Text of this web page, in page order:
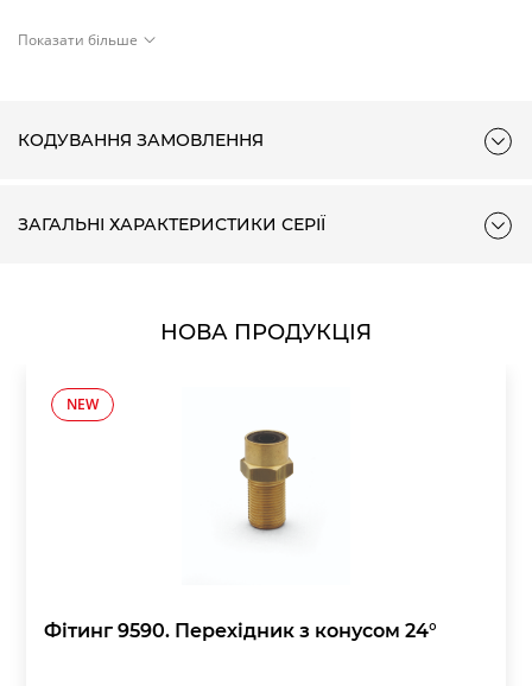
ГРАФІКИ ВИТРАТ
Δр = Зниження тиску
ГРАФІКИ ВИТРАТ
Показати більше
КОДУВАННЯ ЗАМОВЛЕННЯ
ЗАГАЛЬНІ ХАРАКТЕРИСТИКИ СЕРІЇ
НОВА ПРОДУКЦІЯ
NEW
Фітинг 9590. Перехідник з конусом 24°